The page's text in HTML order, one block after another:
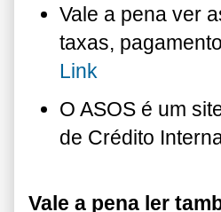
Vale a pena ver
taxas,
Link
O ASOS é um
de Crédito
Vale a pena ler